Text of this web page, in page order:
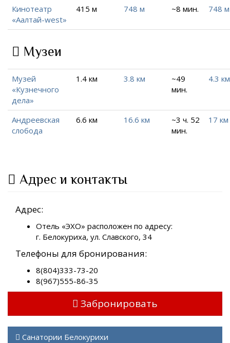
Кинотеатр
«Аалтай-west»
415 м 748 м ~8 мин. 748 м
Музеи
Музей
«Кузнечного
дела»
1.4 км 3.8 км
~49
мин.
4.3 км
Андреевская
слобода
6.6 км 16.6 км
~3 ч. 52
мин.
17 км
Адрес и контакты
Адрес:
Отель «ЭХО» расположен по адресу:
г. Белокуриха, ул. Славского, 34
Телефоны для бронирования:
8(804)333-73-20
8(967)555-86-35
Забронировать
Санатории Белокурихи